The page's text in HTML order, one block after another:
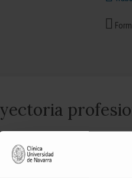
en Enfermería por la
en Fisioterapia por la